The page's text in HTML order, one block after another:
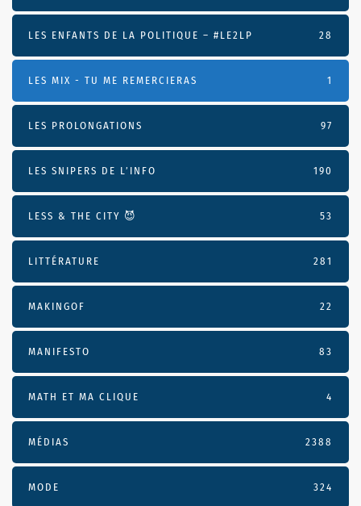
LES ENFANTS DE LA POLITIQUE – #LE2LP 28
LES MIX - TU ME REMERCIERAS 1
LES PROLONGATIONS 97
LES SNIPERS DE L’INFO 190
LESS & THE CITY 😈 53
LITTÉRATURE 281
MAKINGOF 22
MANIFESTO 83
MATH ET MA CLIQUE 4
MÉDIAS 2388
MODE 324